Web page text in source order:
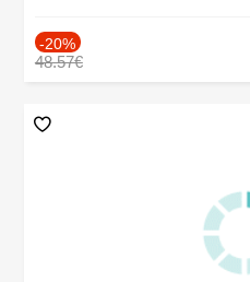
-20%
48.57€